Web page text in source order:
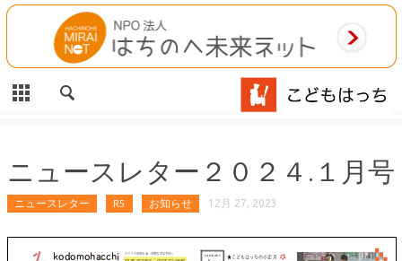
CLOSE
HOME
相談事業
ニュースレター２０２４.１月号
ニュースレター R5 お知らせ 12月 27, 2023